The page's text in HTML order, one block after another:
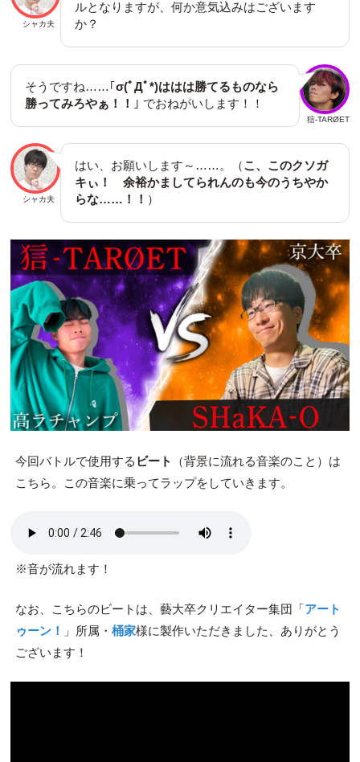
シャカ夫
ルとなりますが、何か意気込みはございます
か？
狺-TARØET
そうですね……｢σ(ﾟДﾟ*)ははは勝てるものなら
勝ってみろやぁ！！ ｣ でおねがいします！！
シャカ夫
はい、お願いします～……。（こ、このクソガ
キぃ！ 余裕かましてられんのも今のうちやか
らな……！！ ）
今回バトルで使用する ビート
（背景に流れる音楽のこと）は
こちら。この音楽に乗ってラップをしていきます。
※音が流れます！
なお、こちらのビートは、藝大卒クリエイター集団「アート
ゥーン！
」所属・ 桶家様に製作いただきました、ありがとう
ございます！